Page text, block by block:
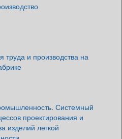
труда и производства на
Системный
проектирования и
изделий легкой